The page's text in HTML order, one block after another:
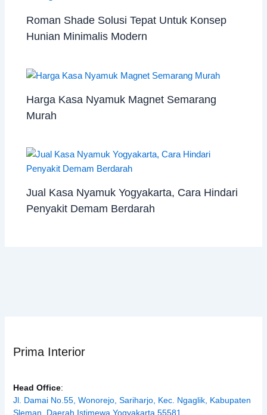
Roman Shade Solusi Tepat Untuk Konsep
Hunian Minimalis Modern
Harga Kasa Nyamuk Magnet Semarang
Murah
Jual Kasa Nyamuk Yogyakarta, Cara Hindari
Penyakit Demam Berdarah
Prima Interior
Head Office:
Jl. Damai No.55, Wonorejo, Sariharjo, Kec. Ngaglik, Kabupaten
Sleman, Daerah Istimewa Yogyakarta 55581